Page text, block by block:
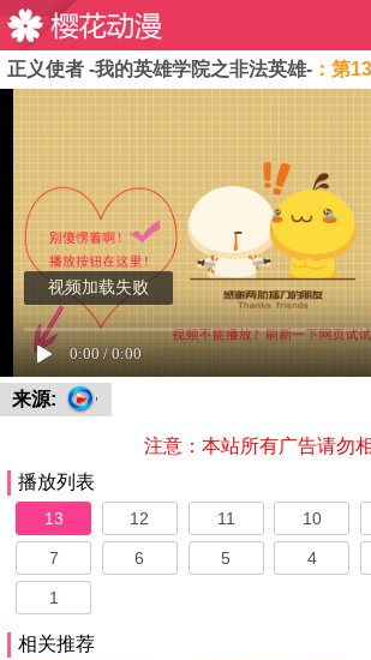
正义使者 -我的英雄学院之非法英雄- ：第
来源:
注意：本站所有广告请勿
播放列表
13 12 11 10
7 6 5 4
1
相关推荐